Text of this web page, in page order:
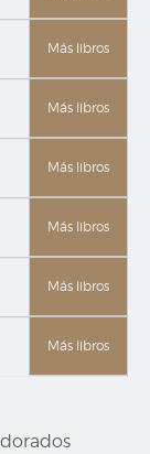
Más libros
Más libros
Más libros
Más libros
Más libros
Más libros